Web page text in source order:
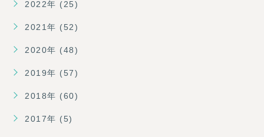
2022年 (25)
2021年 (52)
2020年 (48)
2019年 (57)
2018年 (60)
2017年 (5)